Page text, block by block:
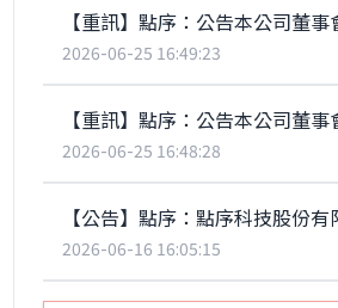
【重訊】點序：公告本公司董
2026-06-25 16:49:23
【重訊】點序：公告本公司董
2026-06-25 16:48:28
【公告】點序：點序科技股份
2026-06-16 16:05:15